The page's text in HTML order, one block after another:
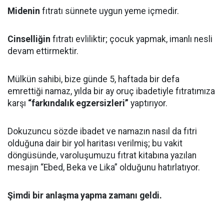
Midenin fıtratı sünnete uygun yeme içmedir.
Cinselliğin fıtratı evliliktir; çocuk yapmak, imanlı nesli
devam ettirmektir.
Mülkün sahibi, bize günde 5, haftada bir defa
emrettiği namaz, yılda bir ay oruç ibadetiyle fıtratımıza
karşı “farkındalık egzersizleri” yaptırıyor.
Dokuzuncu sözde ibadet ve namazın nasıl da fıtri
olduğuna dair bir yol haritası verilmiş; bu vakit
döngüsünde, varoluşumuzu fıtrat kitabına yazılan
mesajın “Ebed, Beka ve Lika” olduğunu hatırlatıyor.
Şimdi bir anlaşma yapma zamanı geldi.